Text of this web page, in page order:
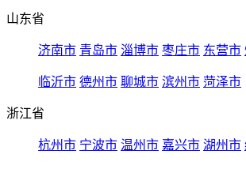
山东省
济南市 青岛市 淄博市 枣庄市 东营市
临沂市 德州市 聊城市 滨州市 菏泽市
浙江省
杭州市 宁波市 温州市 嘉兴市 湖州市